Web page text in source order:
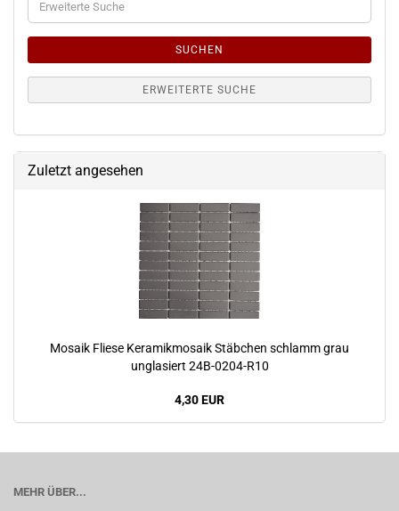
Suche
SUCHEN
ERWEITERTE SUCHE
Zuletzt angesehen
Mosaik Fliese Keramikmosaik Stäbchen schlamm grau
unglasiert 24B-0204-R10
4,30 EUR
MEHR ÜBER...